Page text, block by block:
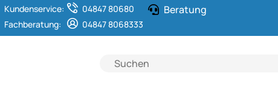
Kundenservice:
04847 80680
Fachberatung:
04847 8068333
Beratung